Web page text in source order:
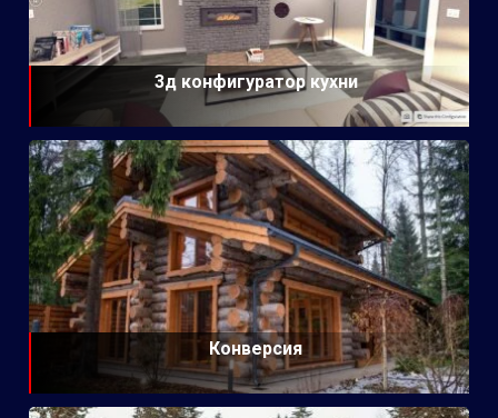
3д конфигуратор кухни
Конверсия